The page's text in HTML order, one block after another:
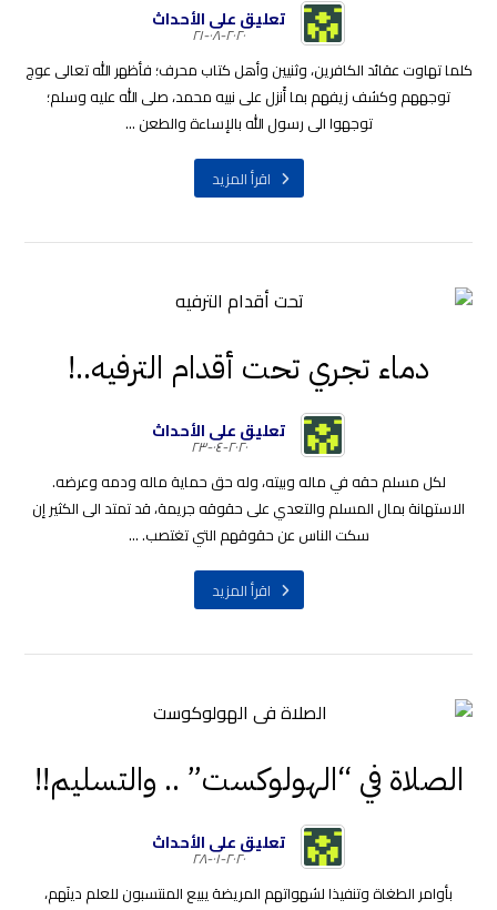
تعليق على الأحداث
٢٠٢٠-٠٨-٢١
كلما تهاوت عقائد الكافرين، وثنيين وأهل كتاب محرف؛ فأظهر الله تعالى عوج
توجههم وكشف زيفهم بما أَنزل على نبيه محمد، صلى الله عليه وسلم؛
توجهوا الى رسول الله بالإساءة والطعن ...
اقرأ المزيد
دماء تجري تحت أقدام الترفيه..!
تعليق على الأحداث
٢٠٢٠-٠٤-٢٣
لكل مسلم حقه في ماله وبيته، وله حق حماية ماله ودمه وعرضه.
الاستهانة بمال المسلم والتعدي على حقوقه جريمة، قد تمتد الى الكثير إن
سكت الناس عن حقوقهم التي تغتصب. ...
اقرأ المزيد
الصلاة في “الهولوكست” .. والتسليم!!
تعليق على الأحداث
٢٠٢٠-٠١-٢٨
بأوامر الطغاة وتنفيذا لشهواتهم المريضة يبيع المنتسبون للعلم دينَهم،